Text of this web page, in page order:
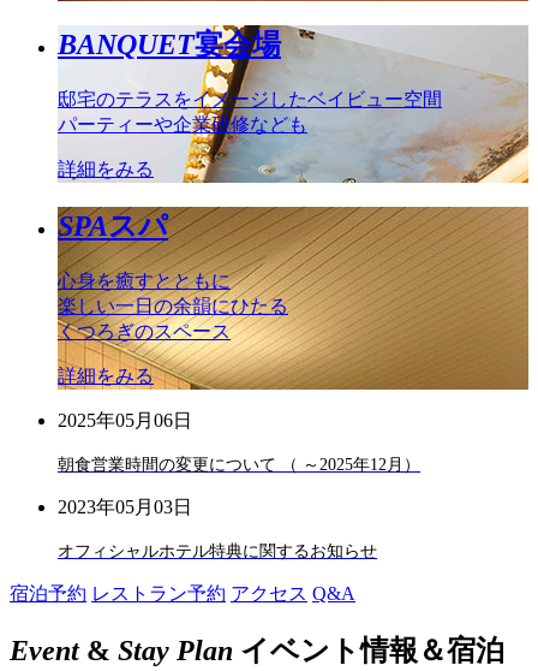
BANQUET宴会場
邸宅のテラスをイメージしたベイビュー空間
パーティーや企業研修なども
詳細をみる
SPAスパ
心身を癒すとともに
楽しい一日の余韻にひたる
くつろぎのスペース
詳細をみる
2025年05月06日
朝食営業時間の変更について （ ～2025年12月）
2023年05月03日
オフィシャルホテル特典に関するお知らせ
宿泊予約 レストラン予約 アクセス Q&A
Event& Stay Plan イベント情報＆宿泊